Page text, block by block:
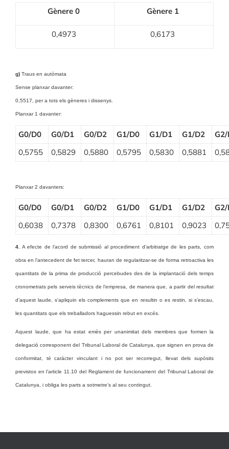
Gènere 0 Gènere 1
0,4973 0,6173
g) Traus en autòmata
Sense planxar davanter:
0,5517, per a tots els gèneres i dissenys.
Planxar 1 davanter:
G0/D0 G0/D1 G0/D2 G1/D0 G1/D1 G1/D2
0,5755
0,5829 0,5880 0,5795 0,5830 0,5881
Planxar 2 davanters:
G0/D0 G0/D1 G0/D2 G1/D0 G1/D1 G1/D2
0,6038
0,7378 0,8300 0,6761 0,8101 0,9023
4. A efecte de l’acord de submissió al procediment d’arbitratge de les parts, com
obra en l’antecedent de fet tercer, hauran de regularitzar-se de forma retroactiva les
quantitats de la prima de producció percebudes des de la implantació dels temps
cronometrats pels serveis tècnics de l’empresa, de manera que, a partir del resultat
d’aquest laude, s’apliquin els complements que en resultin o es restin, si s’escau,
les quantitats que els treballadors haguessin rebut en excés.
Aquest laude, que ha estat emès per unanimitat dels membres que formen la
delegació corresponent del Tribunal Laboral de Catalunya, que signen en prova de
conformitat, té caràcter vinculant i no pot ser recorregut, llevat dels supòsits
previstos en l’article 11.10 del Reglament de funcionament del Tribunal Laboral de
Catalunya, i obliga les parts a sotmetre’s al seu contingut.